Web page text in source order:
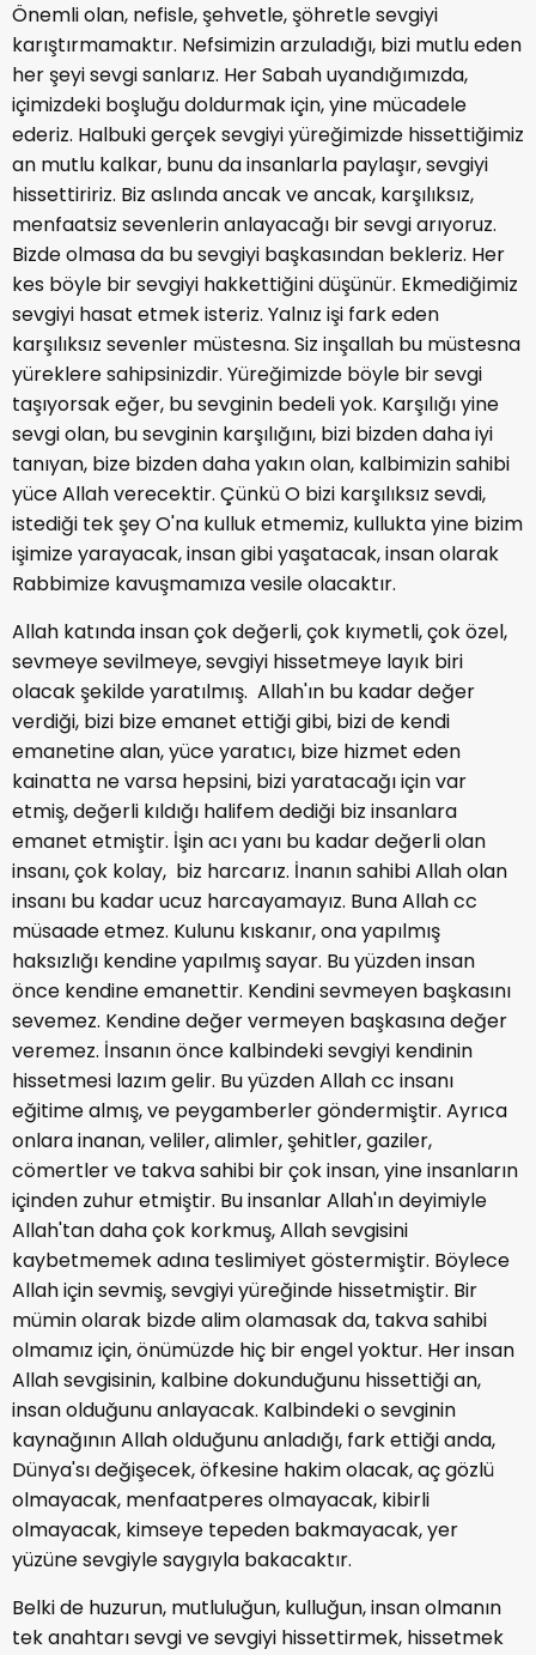
Önemli olan, nefisle, şehvetle, şöhretle sevgiyi
karıştırmamaktır. Nefsimizin arzuladığı, bizi mutlu eden
her şeyi sevgi sanlarız. Her Sabah uyandığımızda,
içimizdeki boşluğu doldurmak için, yine mücadele
ederiz. Halbuki gerçek sevgiyi yüreğimizde hissettiğimiz
an mutlu kalkar, bunu da insanlarla paylaşır, sevgiyi
hissettiririz. Biz aslında ancak ve ancak, karşılıksız,
menfaatsiz sevenlerin anlayacağı bir sevgi arıyoruz.
Bizde olmasa da bu sevgiyi başkasından bekleriz. Her
kes böyle bir sevgiyi hakkettiğini düşünür. Ekmediğimiz
sevgiyi hasat etmek isteriz. Yalnız işi fark eden
karşılıksız sevenler müstesna. Siz inşallah bu müstesna
yüreklere sahipsinizdir. Yüreğimizde böyle bir sevgi
taşıyorsak eğer, bu sevginin bedeli yok. Karşılığı yine
sevgi olan, bu sevginin karşılığını, bizi bizden daha iyi
tanıyan, bize bizden daha yakın olan, kalbimizin sahibi
yüce Allah verecektir. Çünkü O bizi karşılıksız sevdi,
istediği tek şey O'na kulluk etmemiz, kullukta yine bizim
işimize yarayacak, insan gibi yaşatacak, insan olarak
Rabbimize kavuşmamıza vesile olacaktır.
Allah katında insan çok değerli, çok kıymetli, çok özel,
sevmeye sevilmeye, sevgiyi hissetmeye layık biri
olacak şekilde yaratılmış. Allah'ın bu kadar değer
verdiği, bizi bize emanet ettiği gibi, bizi de kendi
emanetine alan, yüce yaratıcı, bize hizmet eden
kainatta ne varsa hepsini, bizi yaratacağı için var
etmiş, değerli kıldığı halifem dediği biz insanlara
emanet etmiştir. İşin acı yanı bu kadar değerli olan
insanı, çok kolay, biz harcarız. İnanın sahibi Allah olan
insanı bu kadar ucuz harcayamayız. Buna Allah cc
müsaade etmez. Kulunu kıskanır, ona yapılmış
haksızlığı kendine yapılmış sayar. Bu yüzden insan
önce kendine emanettir. Kendini sevmeyen başkasını
sevemez. Kendine değer vermeyen başkasına değer
veremez. İnsanın önce kalbindeki sevgiyi kendinin
hissetmesi lazım gelir. Bu yüzden Allah cc insanı
eğitime almış, ve peygamberler göndermiştir. Ayrıca
onlara inanan, veliler, alimler, şehitler, gaziler,
cömertler ve takva sahibi bir çok insan, yine insanların
içinden zuhur etmiştir. Bu insanlar Allah'ın deyimiyle
Allah'tan daha çok korkmuş, Allah sevgisini
kaybetmemek adına teslimiyet göstermiştir. Böylece
Allah için sevmiş, sevgiyi yüreğinde hissetmiştir. Bir
mümin olarak bizde alim olamasak da, takva sahibi
olmamız için, önümüzde hiç bir engel yoktur. Her insan
Allah sevgisinin, kalbine dokunduğunu hissettiği an,
insan olduğunu anlayacak. Kalbindeki o sevginin
kaynağının Allah olduğunu anladığı, fark ettiği anda,
Dünya'sı değişecek, öfkesine hakim olacak, aç gözlü
olmayacak, menfaatperes olmayacak, kibirli
olmayacak, kimseye tepeden bakmayacak, yer
yüzüne sevgiyle saygıyla bakacaktır.
Belki de huzurun, mutluluğun, kulluğun, insan olmanın
tek anahtarı sevgi ve sevgiyi hissettirmek, hissetmek